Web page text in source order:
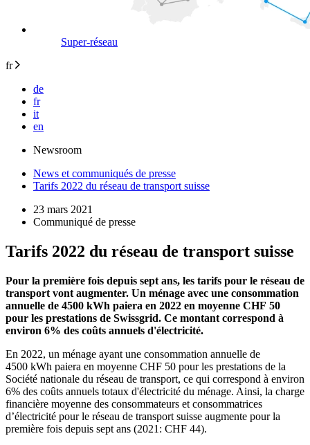
Super-réseau
fr
de
fr
it
en
Newsroom
News et communiqués de presse
Tarifs 2022 du réseau de transport suisse
23 mars 2021
Communiqué de presse
Tarifs 2022 du réseau de transport suisse
Pour la première fois depuis sept ans, les tarifs pour le réseau de
transport vont augmenter. Un ménage avec une consommation
annuelle de 4500 kWh paiera en 2022 en moyenne CHF 50
pour les prestations de Swissgrid. Ce montant correspond à
environ 6% des coûts annuels d'électricité.
En 2022, un ménage ayant une consommation annuelle de
4500 kWh paiera en moyenne CHF 50 pour les prestations de la
Société nationale du réseau de transport, ce qui correspond à environ
6% des coûts annuels totaux d'électricité du ménage. Ainsi, la charge
financière moyenne des consommateurs et consommatrices
d’électricité pour le réseau de transport suisse augmente pour la
première fois depuis sept ans (2021: CHF 44).